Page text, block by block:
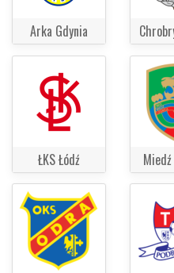
Arka Gdynia
ŁKS Łódź